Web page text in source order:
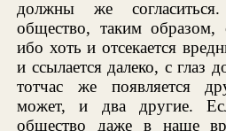
должны же
общество, таким образом,
ибо хоть и отсекается
и ссылается далеко, с глаз
тотчас же появляется
может, и два другие.
общество даже в наше